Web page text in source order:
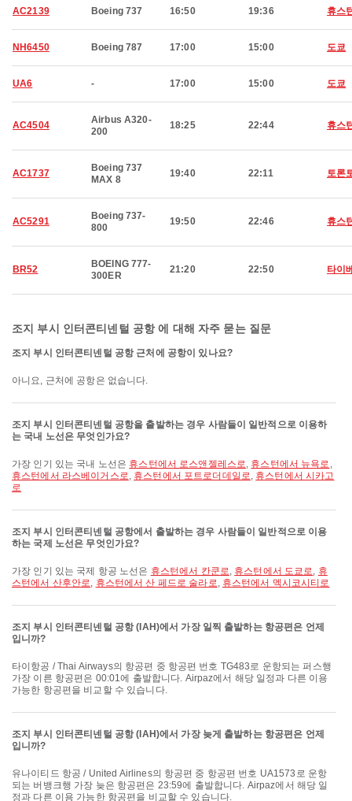
AC2139 Boeing 737 16:50 19:36 휴스
NH6450 Boeing 787 17:00 15:00 도쿄
UA6 - 17:00 15:00 도쿄
AC4504
Airbus A320-
200
18:25 22:44 휴스
AC1737
Boeing 737
MAX 8
19:40 22:11 토론
AC5291
Boeing 737-
800
19:50 22:46 휴스
BR52
BOEING 777-
300ER
21:20 22:50 타이
조지 부시 인터콘티넨털 공항 에 대해 자주 묻는 질문
조지 부시 인터콘티넨털 공항 근처에 공항이 있나요?
아니요, 근처에 공항은 없습니다.
조지 부시 인터콘티넨털 공항을 출발하는 경우 사람들이 일반적으로 이용하
는 국내 노선은 무엇인가요?
가장 인기 있는 국내 노선은 휴스턴에서 로스앤젤레스로, 휴스턴에서 뉴욕로 ,
휴스턴에서 라스베이거스로, 휴스턴에서 포트로더데일로, 휴스턴에서 시카고
로
조지 부시 인터콘티넨털 공항에서 출발하는 경우 사람들이 일반적으로 이용
하는 국제 노선은 무엇인가요?
가장 인기 있는 국제 항공 노선은 휴스턴에서 칸쿤로, 휴스턴에서 도쿄로, 휴
스턴에서 산후안로, 휴스턴에서 산 페드로 술라로, 휴스턴에서 멕시코시티로
조지 부시 인터콘티넨털 공항 (IAH)에서 가장 일찍 출발하는 항공편은 언제
입니까?
타이항공 / Thai Airways의 항공편 중 항공편 번호 TG483로 운항되는 퍼스행
가장 이른 항공편은 00:01에 출발합니다. Airpaz에서 해당 일정과 다른 이용
가능한 항공편을 비교할 수 있습니다.
조지 부시 인터콘티넨털 공항 (IAH)에서 가장 늦게 출발하는 항공편은 언제
입니까?
유나이티드 항공 / United Airlines의 항공편 중 항공편 번호 UA1573로 운항
되는 버뱅크행 가장 늦은 항공편은 23:59에 출발합니다. Airpaz에서 해당 일
정과 다른 이용 가능한 항공편을 비교할 수 있습니다.